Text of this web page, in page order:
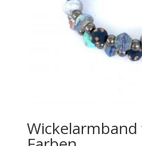
Wickelarmband